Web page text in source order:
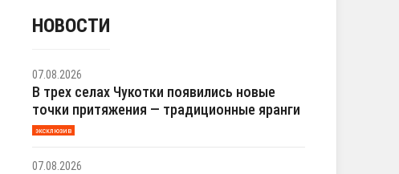
НОВОСТИ
07.08.2026
В трех селах Чукотки появились новые
точки притяжения — традиционные яранги
эксклюзив
07.08.2026